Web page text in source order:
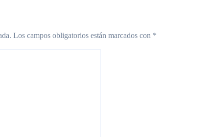
Los campos obligatorios están marcados con *